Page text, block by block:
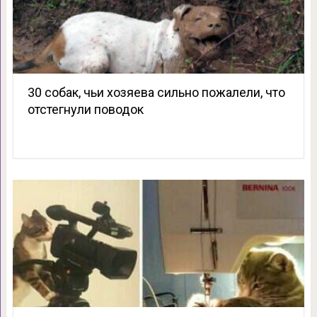
30 собак, чьи хозяева сильно пожалели, что
отстегнули поводок